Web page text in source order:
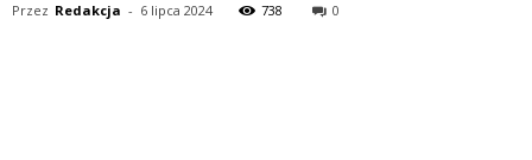
Przez Redakcja - 6 lipca 2024 738 0